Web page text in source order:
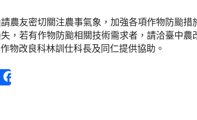
農友密切關注農事氣象，加強各項作物防颱措
，若有作物防颱相關技術需求者，請洽臺中農
物改良科林訓仕科長及同仁提供協助。